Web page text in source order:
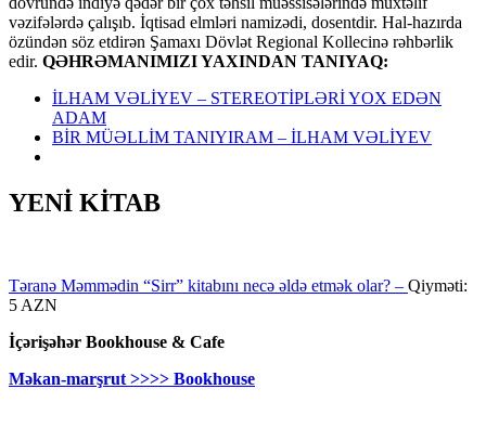
vəzifələrdə çalışıb. İqtisad elmləri namizədi, dosentdir. Hal-hazırda
özündən söz etdirən Şamaxı Dövlət Regional Kollecinə rəhbərlik
edir. QƏHRƏMANIMIZI YAXINDAN TANIYAQ:
İLHAM VƏLİYEV – STEREOTİPLƏRİ YOX EDƏN
ADAM
BİR MÜƏLLİM TANIYIRAM – İLHAM VƏLİYEV
YENİ KİTAB
Təranə Məmmədin “Sirr” kitabını necə əldə etmək olar? – Qiyməti:
5 AZN
İçərişəhər Bookhouse & Cafe
Məkan-marşrut >>>> Bookhouse